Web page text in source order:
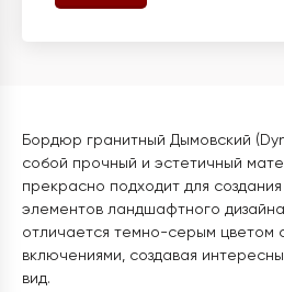
Бордюр гранитный Дымовский
собой прочный и эстетичный
прекрасно подходит для
элементов ландшафтного
отличается темно-серым цветом
включениями, создавая
вид.